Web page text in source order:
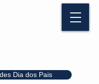
Dia dos Pais